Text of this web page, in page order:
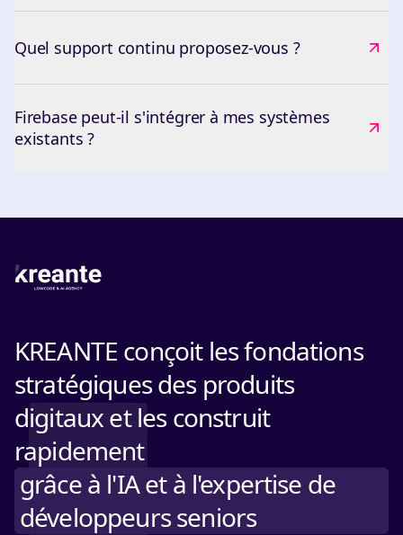
Quel support continu proposez-vous ?
Firebase peut-il s'intégrer à mes systèmes
existants ?
KREANTE conçoit les fondations
stratégiques des produits
digitaux et les construit
rapidement
grâce à l'IA et à l'expertise de
développeurs seniors